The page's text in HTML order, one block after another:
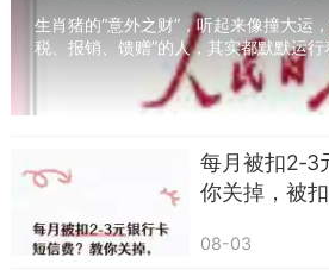
您的医保账户已停用，请
2025养老补贴未领取，限
社保信息过期，尽快完善资
很多长辈一看到社保、医
紧张，怕影响以后看病、领退
骤操作。
系统在运作
生肖猪的“意外之财”，听起来像撞大运
税、报销、馈赠”的人，其实都默默运
一定有这样的人——每年三月份准时收
每月被扣2‑3
你关掉，被
08-03